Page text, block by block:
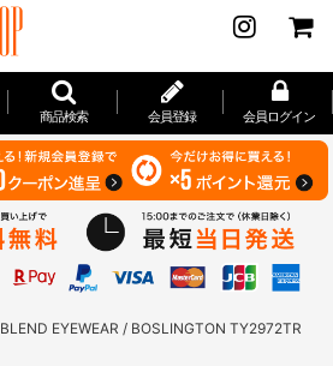
商品検索 会員登録 会員ログイン
BLEND EYEWEAR / BOSLINGTON TY2972TR